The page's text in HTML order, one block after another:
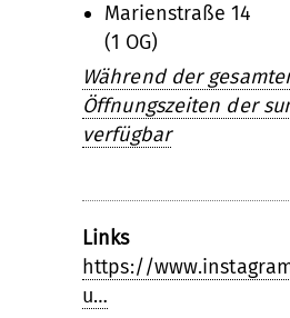
Marienstraße 14
(1 OG)
Während der
Öffnungszeiten der
verfügbar
Links
https://
u…